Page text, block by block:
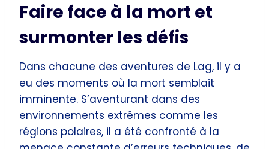
Faire face à la mort et
surmonter les défis
Dans chacune des aventures de Lag, il y a
eu des moments où la mort semblait
imminente. S’aventurant dans des
environnements extrêmes comme les
régions polaires, il a été confronté à la